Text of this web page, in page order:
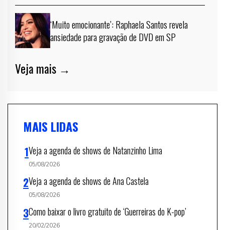
‘Muito emocionante’: Raphaela Santos revela
ansiedade para gravação de DVD em SP
Veja mais →
MAIS LIDAS
Veja a agenda de shows de Natanzinho Lima
05/08/2026
Veja a agenda de shows de Ana Castela
05/08/2026
Como baixar o livro gratuito de ‘Guerreiras do K-pop’
20/02/2026